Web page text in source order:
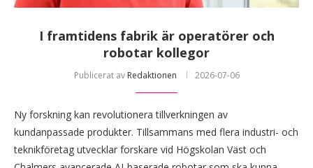
I framtidens fabrik är operatörer och
robotar kollegor
Publicerat av Redaktionen 2026-07-06
Ny forskning kan revolutionera tillverkningen av
kundanpassade produkter. Tillsammans med flera industri- och
teknikföretag utvecklar forskare vid Högskolan Väst och